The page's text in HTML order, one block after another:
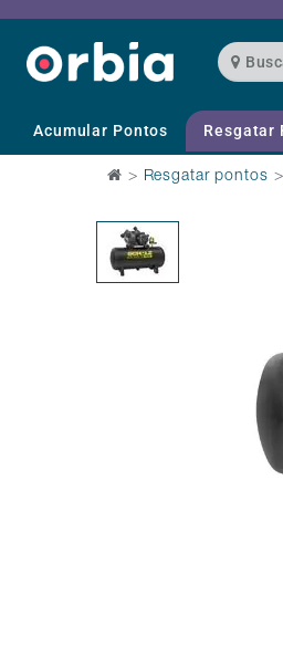
Acumular Pontos Resgatar
> Resgatar pontos